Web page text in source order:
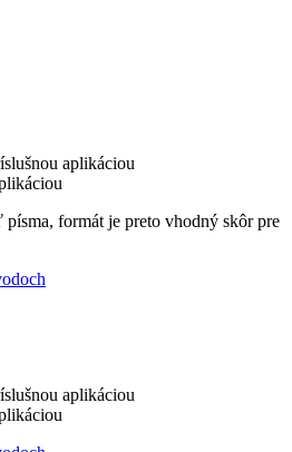
aplikáciou
formát je preto vhodný skôr pre
aplikáciou